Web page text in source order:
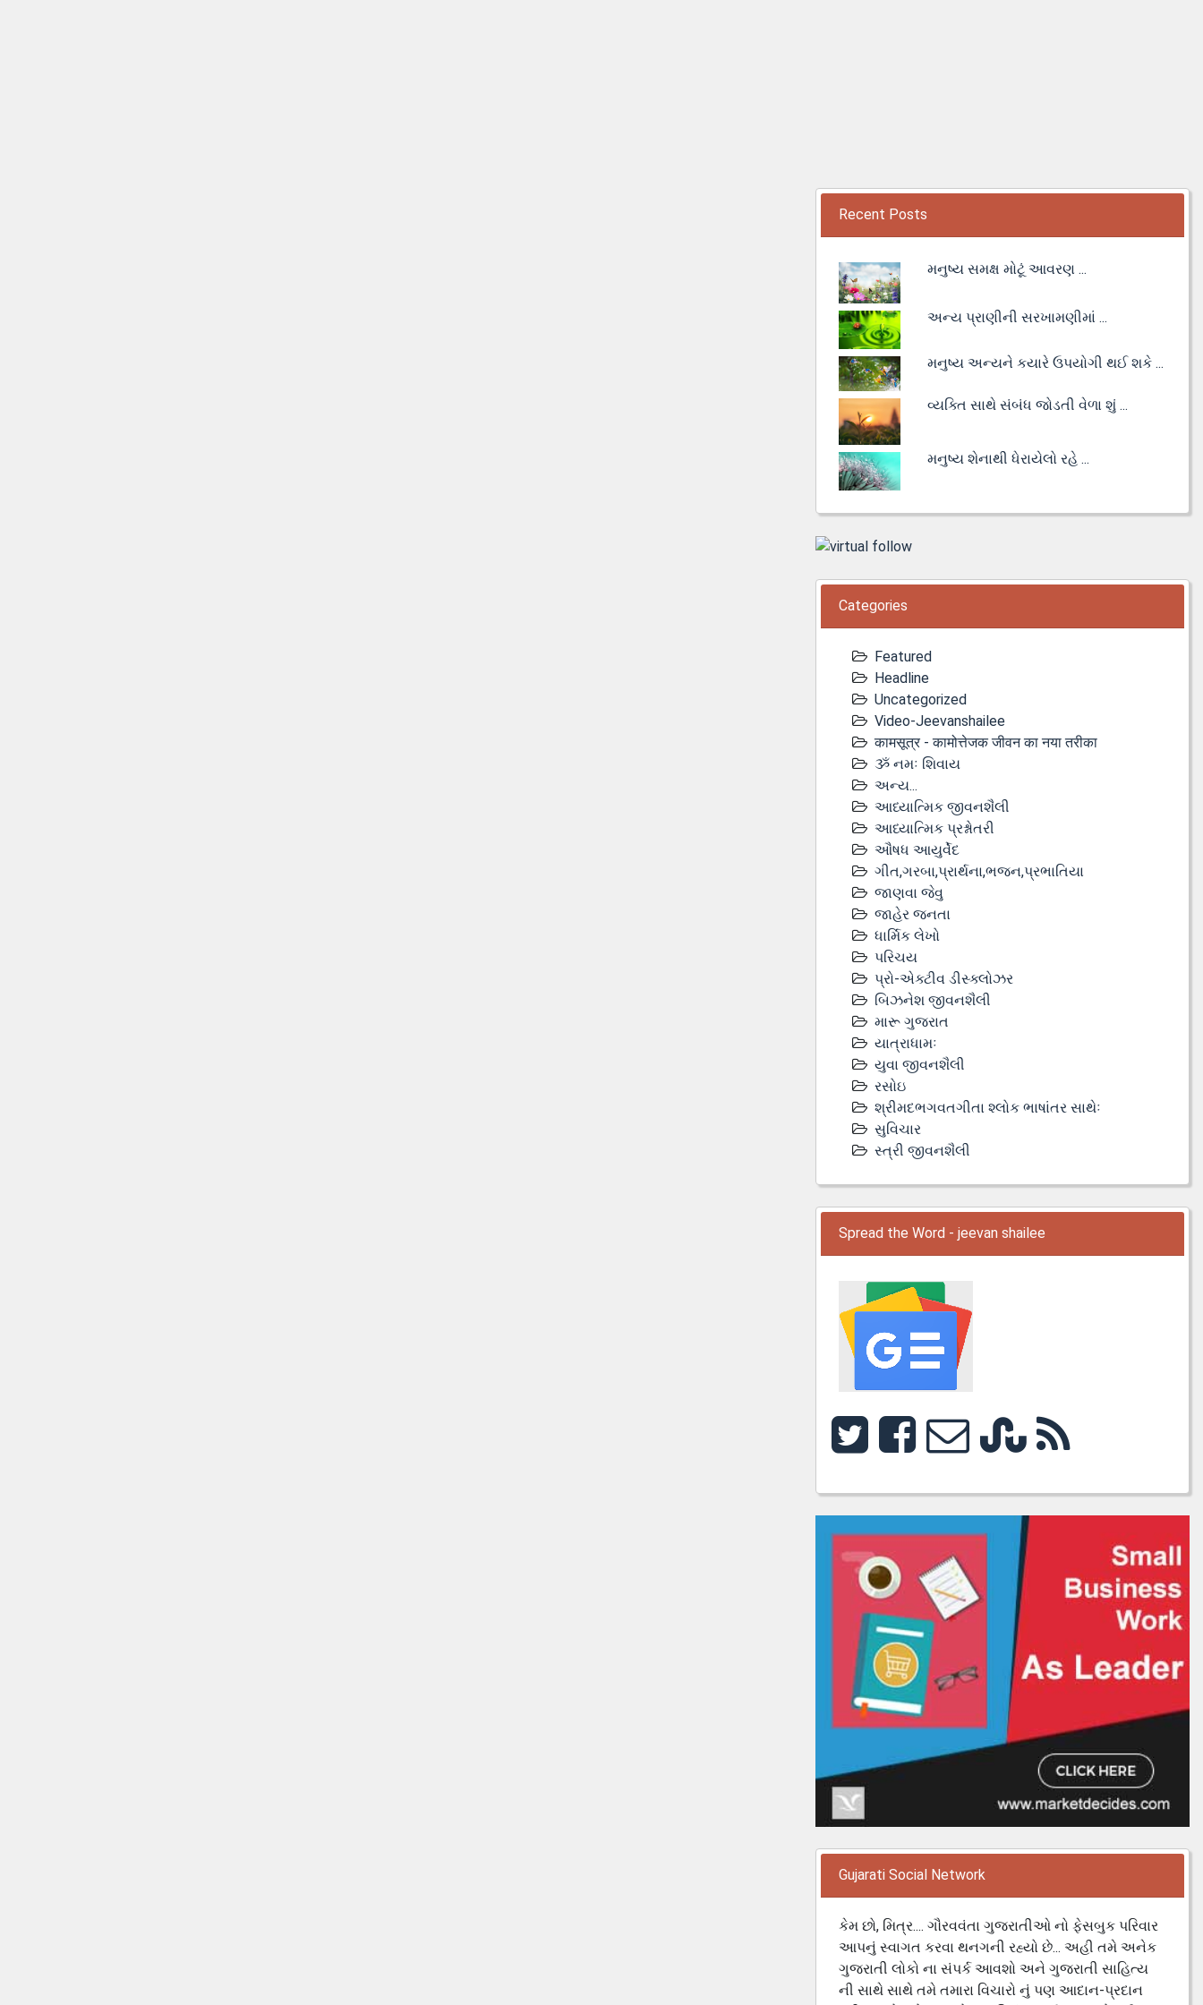
Recent Posts
મનુષ્ય સમક્ષ મોટૂં આવરણ ...
અન્ય પ્રાણીની સરખામણીમાં ...
મનુષ્ય અન્યને કયારે ઉપયોગી થઈ શકે ...
વ્યક્તિ સાથે સંબંધ જોડતી વેળા શું ...
મનુષ્ય શેનાથી ધેરાયેલો રહે ...
Categories
Featured
Headline
Uncategorized
Video-Jeevanshailee
कामसूत्र - कामोत्तेजक जीवन का नया तरीका
ૐ નમઃ શિવાય
અન્ય...
આધ્યાત્મિક જીવનશૈલી
આધ્યાત્મિક પ્રશ્નોતરી
ઔષધ આયુર્વેદ
ગીત,ગરબા,પ્રાર્થના,ભજન,પ્રભાતિયા
જાણવા જેવુ
જાહેર જનતા
ધાર્મિક લેખો
પરિચય
પ્રો-એક્ટીવ ડીસ્‍ક્લોઝર
બિઝનેશ જીવનશૈલી
મારૂ ગુજરાત
યાત્રાધામઃ
યુવા જીવનશૈલી
રસોઇ
શ્રીમદભગવતગીતા શ્લોક ભાષાંતર સાથેઃ
સુવિચાર
સ્ત્રી જીવનશૈલી
Spread the Word - jeevan shailee
Gujarati Social Network
કેમ છો, મિત્ર.... ગૌરવવંતા ગુજરાતીઓ નો ફેસબુક પરિવાર
આપનું સ્વાગત કરવા થનગની રહ્યો છે... અહી તમે અનેક
ગુજરાતી લોકો ના સંપર્ક આવશો અને ગુજરાતી સાહિત્ય
ની સાથે સાથે તમે તમારા વિચારો નું પણ આદાન-પ્રદાન